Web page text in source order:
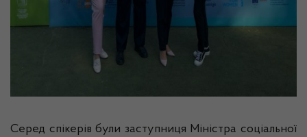
Серед спікерів були заступниця Міністра соціальної